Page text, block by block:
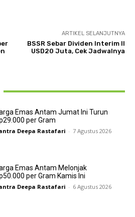
ARTIKEL SELANJUTNYA
BSSR Sebar Dividen Interim II
USD20 Juta, Cek Jadwalnya
Emas Antam Jumat Ini Turun
per Gram
Deepa Rastafari - 7 Agustus 2026
Emas Antam Melonjak
per Gram Kamis Ini
Deepa Rastafari - 6 Agustus 2026